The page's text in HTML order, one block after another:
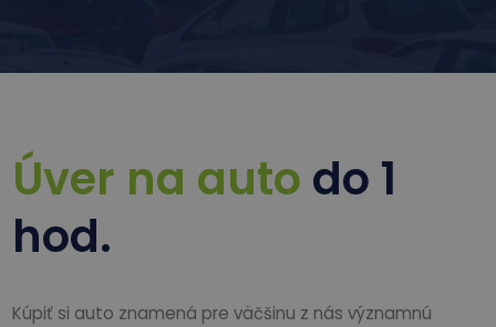
Úver na auto do 1
hod.
Kúpiť si auto znamená pre väčšinu z nás významnú